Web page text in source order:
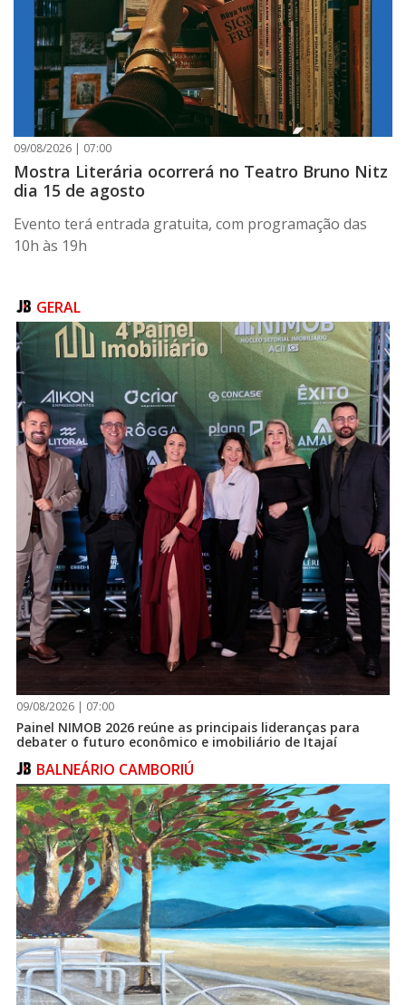
09/08/2026 | 07:00
Mostra Literária ocorrerá no Teatro Bruno Nitz
dia 15 de agosto
Evento terá entrada gratuita, com programação das
10h às 19h
GERAL
09/08/2026 | 07:00
Painel NIMOB 2026 reúne as principais lideranças para
debater o futuro econômico e imobiliário de Itajaí
BALNEÁRIO CAMBORIÚ